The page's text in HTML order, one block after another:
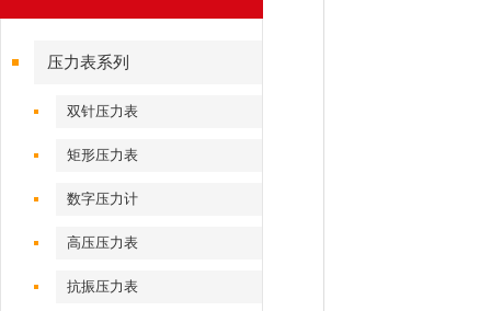
压力表系列
双针压力表
矩形压力表
数字压力计
高压压力表
抗振压力表